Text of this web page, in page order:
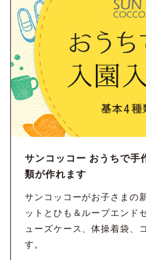
サンコッコー おうちで手
類が作れます
サンコッコーがお子さまの
ットとひも＆ループエンド
ューズケース、体操着袋、
す。